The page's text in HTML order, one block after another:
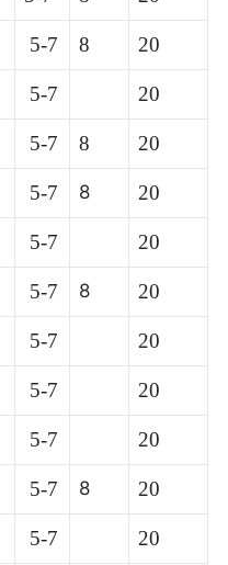
5-7 8 20
5-7 20
5-7 8 20
5-7 8 20
5-7 20
5-7 8 20
5-7 20
5-7 20
5-7 20
5-7 8 20
5-7 20